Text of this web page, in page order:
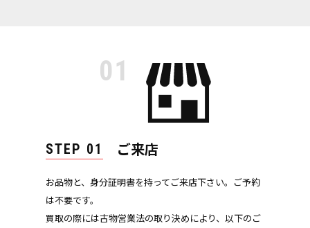
01
STEP 01 ご来店
お品物と、身分証明書を持ってご来店下さい。ご予約
は不要です。
買取の際には古物営業法の取り決めにより、以下のご